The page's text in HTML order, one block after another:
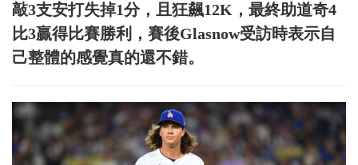
敲3支安打失掉1分，且狂飆12K，最終助道奇4
比3贏得比賽勝利，賽後Glasnow受訪時表示自
己整體的感覺真的還不錯。